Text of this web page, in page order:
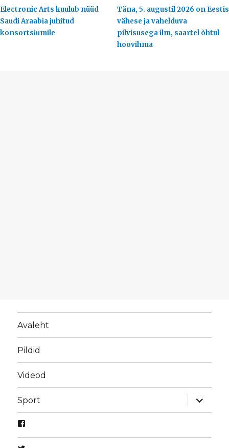
Electronic Arts kuulub nüüd
Saudi Araabia juhitud
konsortsiumile
Täna, 5. augustil 2026 on Eestis
vähese ja vahelduva
pilvisusega ilm, saartel õhtul
hoovihma
Avaleht
Pildid
Videod
Sport
laienda